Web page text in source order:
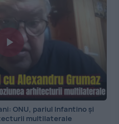
ONU, pariul Infantino și
multilaterale